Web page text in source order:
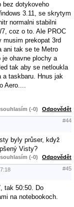
bez dotykoveho
3.11, se skrytym
normalni stabilni
coz o to. Ale PROC
prekopat 3rd
ani tak se te Metro
ohavne plochy a
tak aby se netloukla
a taskbaru. Hnus jak
Aero....
(-0) Odpovědět
#44
byly průser, když
Visty?
(-0) Odpovědět
#45
tak 50:50. Do
na notebookoch.